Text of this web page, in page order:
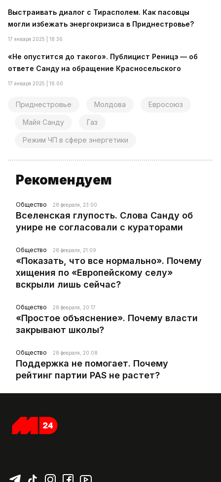
Выстраивать диалог с Тирасполем. Как пасовцы
могли избежать энергокризиса в Приднестровье?
17 января 2025 | 18:36
«Не опустится до такого». Публицист Реницэ — об
ответе Санду на обращение Красносельского
17 января 2025 | 16:00
Приднестровье Молдова Евросоюз
Майя Санду Газ
Режим ЧП в сфере энергетики
Рекомендуем
Общество 28 февраля, 23:00
Вселенская глупость. Слова Санду об
унире не согласовали с кураторами
Общество 28 февраля, 21:09
«Показать, что все нормально». Почему
хищения по «Европейскому селу»
вскрыли лишь сейчас?
Общество 28 февраля, 20:17
«Простое объяснение». Почему власти
закрывают школы?
Общество 28 февраля, 20:08
Поддержка не помогает. Почему
рейтинг партии PAS не растет?